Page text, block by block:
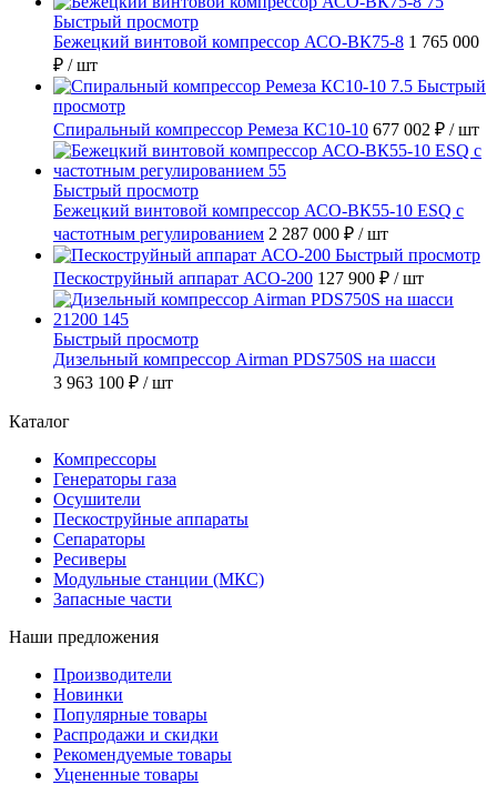
Быстрый просмотр
Бежецкий винтовой компрессор АСО-ВК75-8 1 765 000
₽ / шт
Быстрый
просмотр
Спиральный компрессор Ремеза КС10-10 677 002 ₽ / шт
Быстрый просмотр
Бежецкий винтовой компрессор АСО-ВК55-10 ESQ с
частотным регулированием 2 287 000 ₽ / шт
Быстрый просмотр
Пескоструйный аппарат АСО-200 127 900 ₽ / шт
Быстрый просмотр
Дизельный компрессор Airman PDS750S на шасси
3 963 100 ₽ / шт
Каталог
Компрессоры
Генераторы газа
Осушители
Пескоструйные аппараты
Сепараторы
Ресиверы
Модульные станции (МКС)
Запасные части
Наши предложения
Производители
Новинки
Популярные товары
Распродажи и скидки
Рекомендуемые товары
Уцененные товары